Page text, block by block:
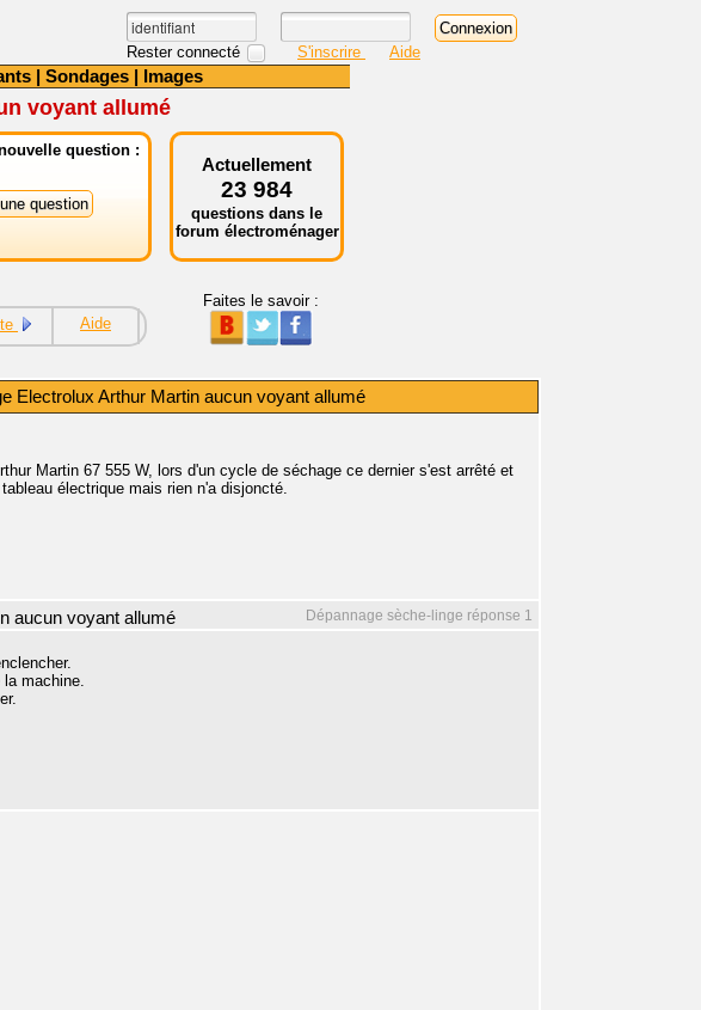
Rester connecté S'inscrire Aide
| Sondages | Images
voyant allumé
question :
Actuellement
23 984
questions dans le
forum électroménager
Aide
Faites le savoir :
Electrolux Arthur Martin aucun voyant allumé
Martin 67 555 W, lors d'un cycle de séchage ce dernier s'est arrêté et
électrique mais rien n'a disjoncté.
Dépannage sèche-linge réponse 1
aucun voyant allumé
la machine.